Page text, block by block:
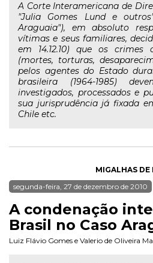
A Corte Interamericana de
"Julia Gomes Lund e
Araguaia"), em absoluto
vítimas e seus familiares,
em 14.12.10) que os crimes
(mortes, torturas,
pelos agentes do Estado
brasileira (1964-1985)
investigados, processados e
sua jurisprudência já fixada
Chile etc.
MIGALHAS DE
segunda-feira, 27 de dezembro de 2010
A condenação
Brasil no Caso
Luiz Flávio Gomes e Valerio de Oliveira